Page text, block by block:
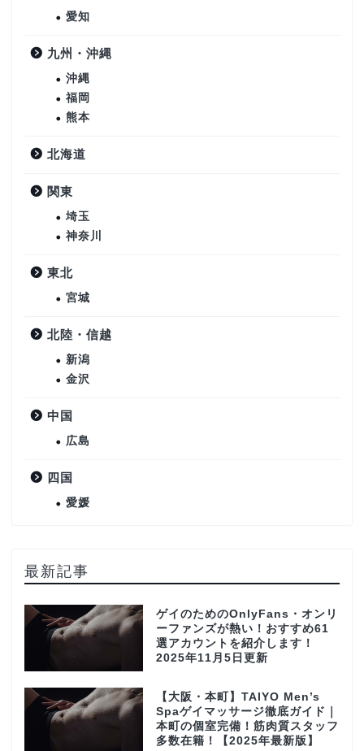
愛知
九州・沖縄
沖縄
福岡
熊本
北海道
関東
埼玉
神奈川
東北
宮城
北陸・信越
新潟
金沢
中国
広島
四国
愛媛
最新記事
ゲイのためのOnlyFans・オンリ
ーファンズが熱い！おすすめ61
選アカウントを紹介します！
2025年11月5日更新
【大阪・本町】TAIYO Men’s
Spaゲイマッサージ徹底ガイド｜
本町の個室完備！筋肉質スタッフ
多数在籍！【2025年最新版】